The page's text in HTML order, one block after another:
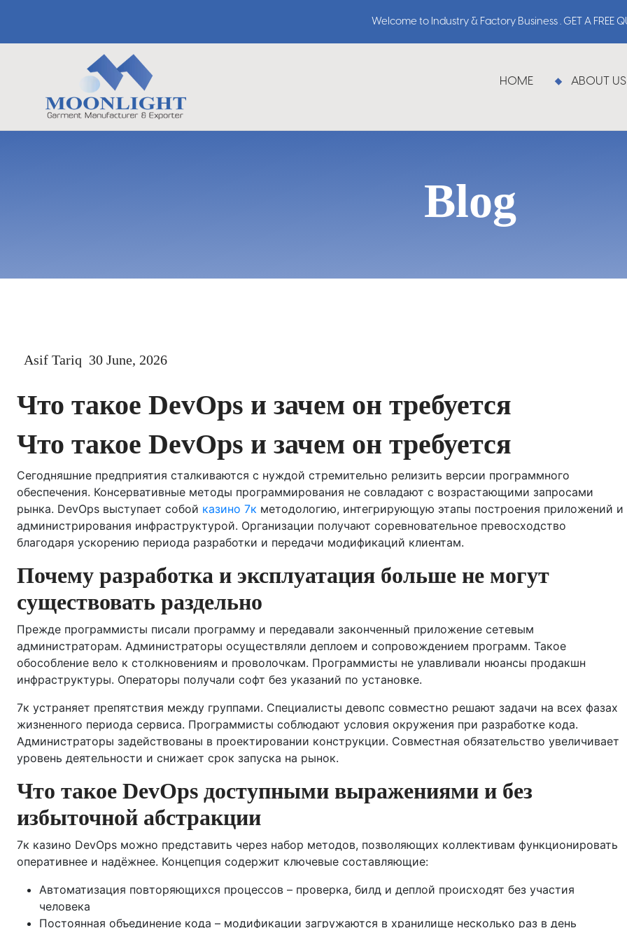
Welcome to Industry & Factory Business . GET A FREE
HOME ABOUT US
Blog
Asif Tariq 30 June, 2026
Что такое DevOps и зачем он требуется
Что такое DevOps и зачем он требуется
Сегодняшние предприятия сталкиваются с нуждой стремительно релизить версии программного
обеспечения. Консервативные методы программирования не совладают с возрастающими запросами
рынка. DevOps выступает собой казино 7к методологию, интегрирующую этапы построения приложений и
администрирования инфраструктурой. Организации получают соревновательное превосходство
благодаря ускорению периода разработки и передачи модификаций клиентам.
Почему разработка и эксплуатация больше не могут
существовать раздельно
Прежде программисты писали программу и передавали законченный приложение сетевым
администраторам. Администраторы осуществляли деплоем и сопровождением программ. Такое
обособление вело к столкновениям и проволочкам. Программисты не улавливали нюансы продакшн
инфраструктуры. Операторы получали софт без указаний по установке.
7к устраняет препятствия между группами. Специалисты девопс совместно решают задачи на всех фазах
жизненного периода сервиса. Программисты соблюдают условия окружения при разработке кода.
Администраторы задействованы в проектировании конструкции. Совместная обязательство увеличивает
уровень деятельности и снижает срок запуска на рынок.
Что такое DevOps доступными выражениями и без
избыточной абстракции
7к казино DevOps можно представить через набор методов, позволяющих коллективам функционировать
оперативнее и надёжнее. Концепция содержит ключевые составляющие:
Автоматизация повторяющихся процессов – проверка, билд и деплой происходят без участия
человека
Постоянная объединение кода – модификации загружаются в хранилище несколько раз в день